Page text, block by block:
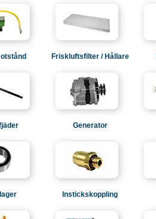
Friskluftsfilter / Hållare
Generator
Instickskoppling